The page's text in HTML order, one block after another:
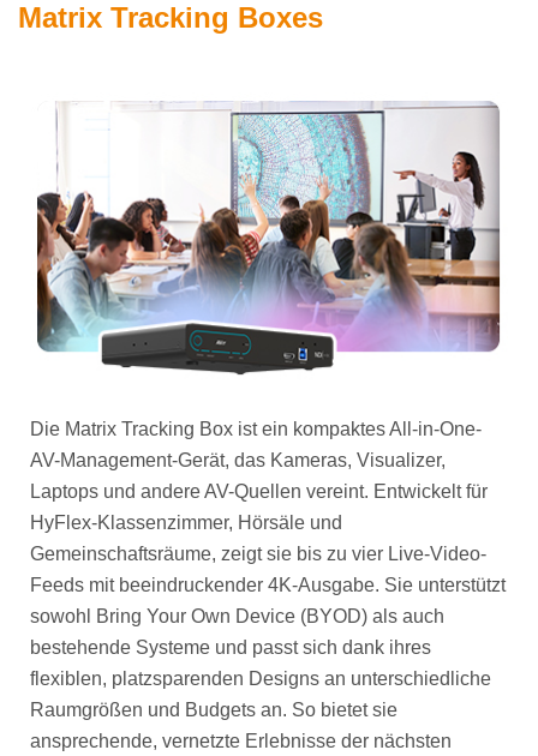
Matrix Tracking Boxes
Die Matrix Tracking Box ist ein kompaktes All-in-One-
AV-Management-Gerät, das Kameras, Visualizer,
Laptops und andere AV-Quellen vereint. Entwickelt für
HyFlex-Klassenzimmer, Hörsäle und
Gemeinschaftsräume, zeigt sie bis zu vier Live-Video-
Feeds mit beeindruckender 4K-Ausgabe. Sie unterstützt
sowohl Bring Your Own Device (BYOD) als auch
bestehende Systeme und passt sich dank ihres
flexiblen, platzsparenden Designs an unterschiedliche
Raumgrößen und Budgets an. So bietet sie
ansprechende, vernetzte Erlebnisse der nächsten